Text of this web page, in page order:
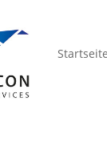
Startseite